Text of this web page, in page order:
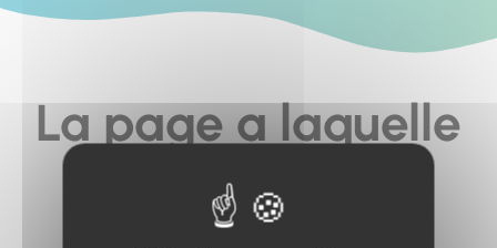
La page a laquelle
vous cherchez à
accéder n'existe